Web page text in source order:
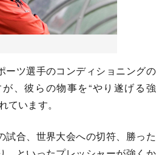
ツ選手のコンディショニングの
、彼らの物事を“やり遂げる強
ています。
合、世界大会への切符、勝った